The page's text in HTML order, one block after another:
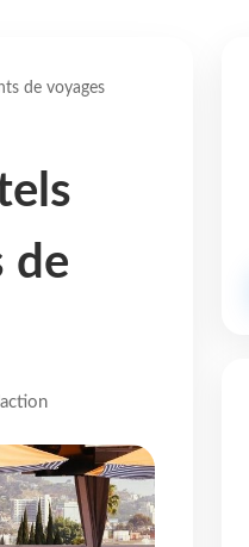
de voyages
de